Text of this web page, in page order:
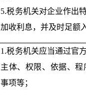
5.税务机关对企业作出
加收利息，并及时足额
1.税务机关应当通过官
主体、权限、依据、
事项等；